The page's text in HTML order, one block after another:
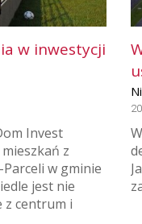
w inwestycji
Invest
z
Parceli w gminie
jest nie
centrum i